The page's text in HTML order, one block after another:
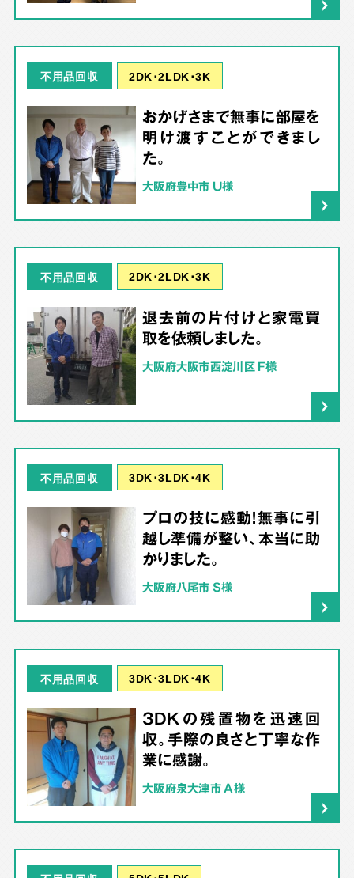
不用品回収 2DK･2LDK･3K
おかげさまで無事に部屋を
明け渡すことができまし
た。
大阪府豊中市 U様
不用品回収 2DK･2LDK･3K
退去前の片付けと家電買
取を依頼しました。
大阪府大阪市西淀川区 F様
不用品回収 3DK･3LDK･4K
プロの技に感動！無事に引
越し準備が整い、本当に助
かりました。
大阪府八尾市 S様
不用品回収 3DK･3LDK･4K
3DKの残置物を迅速回
収。手際の良さと丁寧な作
業に感謝。
大阪府泉大津市 A様